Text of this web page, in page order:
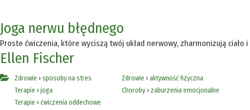
Joga nerwu błędnego
Proste ćwiczenia, które wyciszą twój układ nerwowy, zharmonizują
Ellen Fischer
Zdrowie › sposoby na stres
Terapie › joga
Terapie › ćwiczenia oddechowe
Zdrowie › aktywność fizyczna
Choroby› zaburzenia emocjonalne